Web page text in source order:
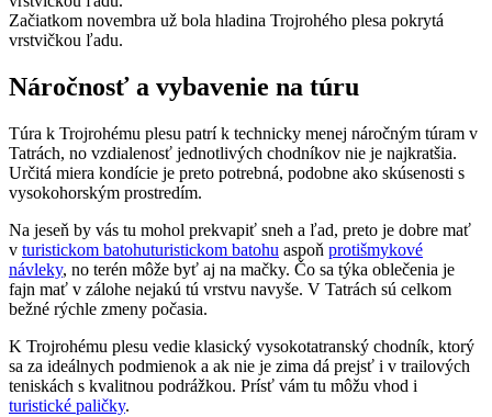
Začiatkom novembra už bola hladina Trojrohého plesa pokrytá
vrstvičkou ľadu.
Náročnosť a vybavenie na túru
Túra k Trojrohému plesu patrí k technicky menej náročným túram v
Tatrách, no vzdialenosť jednotlivých chodníkov nie je najkratšia.
Určitá miera kondície je preto potrebná, podobne ako skúsenosti s
vysokohorským prostredím.
Na jeseň by vás tu mohol prekvapiť sneh a ľad, preto je dobre mať
v turistickom batohuturistickom batohu aspoň protišmykové
návleky, no terén môže byť aj na mačky. Čo sa týka oblečenia je
fajn mať v zálohe nejakú tú vrstvu navyše. V Tatrách sú celkom
bežné rýchle zmeny počasia.
K Trojrohému plesu vedie klasický vysokotatranský chodník, ktorý
sa za ideálnych podmienok a ak nie je zima dá prejsť i v trailových
teniskách s kvalitnou podrážkou. Prísť vám tu môžu vhod i
turistické paličky.